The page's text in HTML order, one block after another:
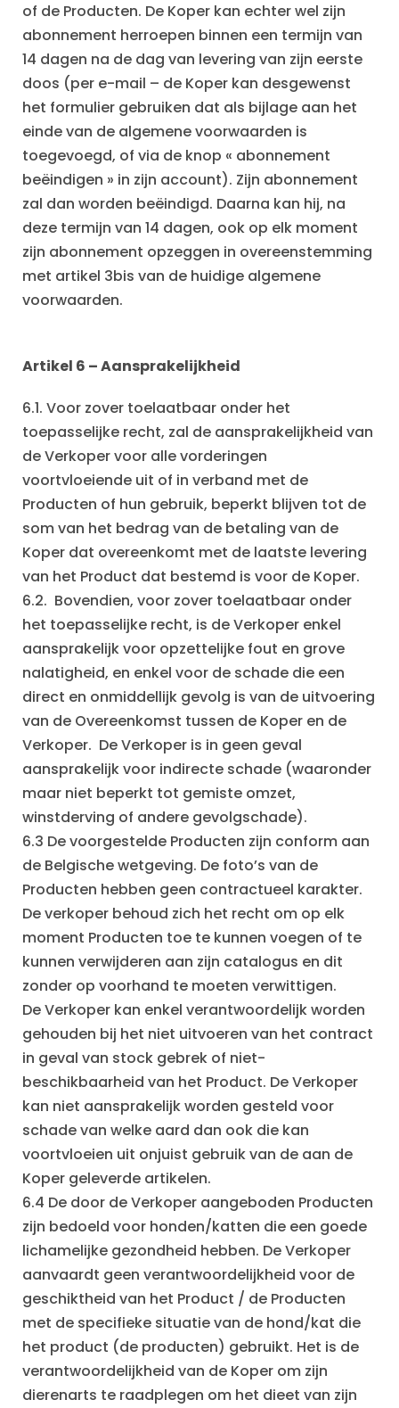
of de Producten. De Koper kan echter wel zijn
abonnement herroepen binnen een termijn van
14 dagen na de dag van levering van zijn eerste
doos (per e-mail – de Koper kan desgewenst
het formulier gebruiken dat als bijlage aan het
einde van de algemene voorwaarden is
toegevoegd, of via de knop « abonnement
beëindigen » in zijn account). Zijn abonnement
zal dan worden beëindigd. Daarna kan hij, na
deze termijn van 14 dagen, ook op elk moment
zijn abonnement opzeggen in overeenstemming
met artikel 3bis van de huidige algemene
voorwaarden.‍
Artikel 6 – Aansprakelijkheid
6.1. Voor zover toelaatbaar onder het
toepasselijke recht, zal de aansprakelijkheid van
de Verkoper voor alle vorderingen
voortvloeiende uit of in verband met de
Producten of hun gebruik, beperkt blijven tot de
som van het bedrag van de betaling van de
Koper dat overeenkomt met de laatste levering
van het Product dat bestemd is voor de Koper.
6.2. Bovendien, voor zover toelaatbaar onder
het toepasselijke recht, is de Verkoper enkel
aansprakelijk voor opzettelijke fout en grove
nalatigheid, en enkel voor de schade die een
direct en onmiddellijk gevolg is van de uitvoering
van de Overeenkomst tussen de Koper en de
Verkoper. De Verkoper is in geen geval
aansprakelijk voor indirecte schade (waaronder
maar niet beperkt tot gemiste omzet,
winstderving of andere gevolgschade).
6.3 De voorgestelde Producten zijn conform aan
de Belgische wetgeving. De foto’s van de
Producten hebben geen contractueel karakter.
De verkoper behoud zich het recht om op elk
moment Producten toe te kunnen voegen of te
kunnen verwijderen aan zijn catalogus en dit
zonder op voorhand te moeten verwittigen.
De Verkoper kan enkel verantwoordelijk worden
gehouden bij het niet uitvoeren van het contract
in geval van stock gebrek of niet-
beschikbaarheid van het Product. De Verkoper
kan niet aansprakelijk worden gesteld voor
schade van welke aard dan ook die kan
voortvloeien uit onjuist gebruik van de aan de
Koper geleverde artikelen.
6.4 De door de Verkoper aangeboden Producten
zijn bedoeld voor honden/katten die een goede
lichamelijke gezondheid hebben. De Verkoper
aanvaardt geen verantwoordelijkheid voor de
geschiktheid van het Product / de Producten
met de specifieke situatie van de hond/kat die
het product (de producten) gebruikt. Het is de
verantwoordelijkheid van de Koper om zijn
dierenarts te raadplegen om het dieet van zijn